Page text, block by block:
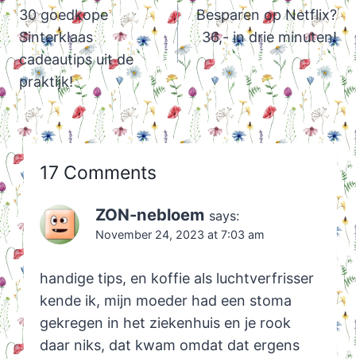
navigation
30 goedkope
Sinterklaas
cadeautips uit de
praktijk!
Besparen op Netflix?
36,- in drie minuten!
17 Comments
ZON-nebloem says:
November 24, 2023 at 7:03 am
handige tips, en koffie als luchtverfrisser
kende ik, mijn moeder had een stoma
gekregen in het ziekenhuis en je rook
daar niks, dat kwam omdat dat ergens